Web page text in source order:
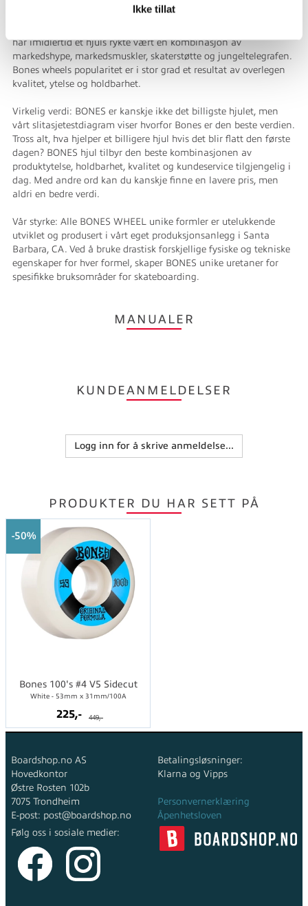
Ikke tillat
forskjeller mellom råvarene, produksjonsprosessen,
har imidlertid et hjuls rykte vært en kombinasjon av
markedshype, markedsmuskler, skaterstøtte og jungeltelegrafen.
Bones wheels popularitet er i stor grad et resultat av overlegen
kvalitet, ytelse og holdbarhet.
Virkelig verdi: BONES er kanskje ikke det billigste hjulet, men
vårt slitasjetestdiagram viser hvorfor Bones er den beste verdien.
Tross alt, hva hjelper et billigere hjul hvis det blir flatt den første
dagen? BONES hjul tilbyr den beste kombinasjonen av
produktytelse, holdbarhet, kvalitet og kundeservice tilgjengelig i
dag. Med andre ord kan du kanskje finne en lavere pris, men
aldri en bedre verdi.
Vår styrke: Alle BONES WHEEL unike formler er utelukkende
utviklet og produsert i vårt eget produksjonsanlegg i Santa
Barbara, CA. Ved å bruke drastisk forskjellige fysiske og tekniske
egenskaper for hver formel, skaper BONES unike uretaner for
spesifikke bruksområder for skateboarding.
MANUALER
KUNDEANMELDELSER
Logg inn for å skrive anmeldelse...
PRODUKTER DU HAR SETT PÅ
50%
Bones 100's #4 V5 Sidecut
White - 53mm x 31mm/100A
225,- 449,-
Boardshop.no AS
Hovedkontor
Østre Rosten 102b
7075 Trondheim
E-post: post@boardshop.no
Betalingsløsninger:
Klarna og Vipps
Personvernerklæring
Åpenhetsloven
Følg oss i sosiale medier: